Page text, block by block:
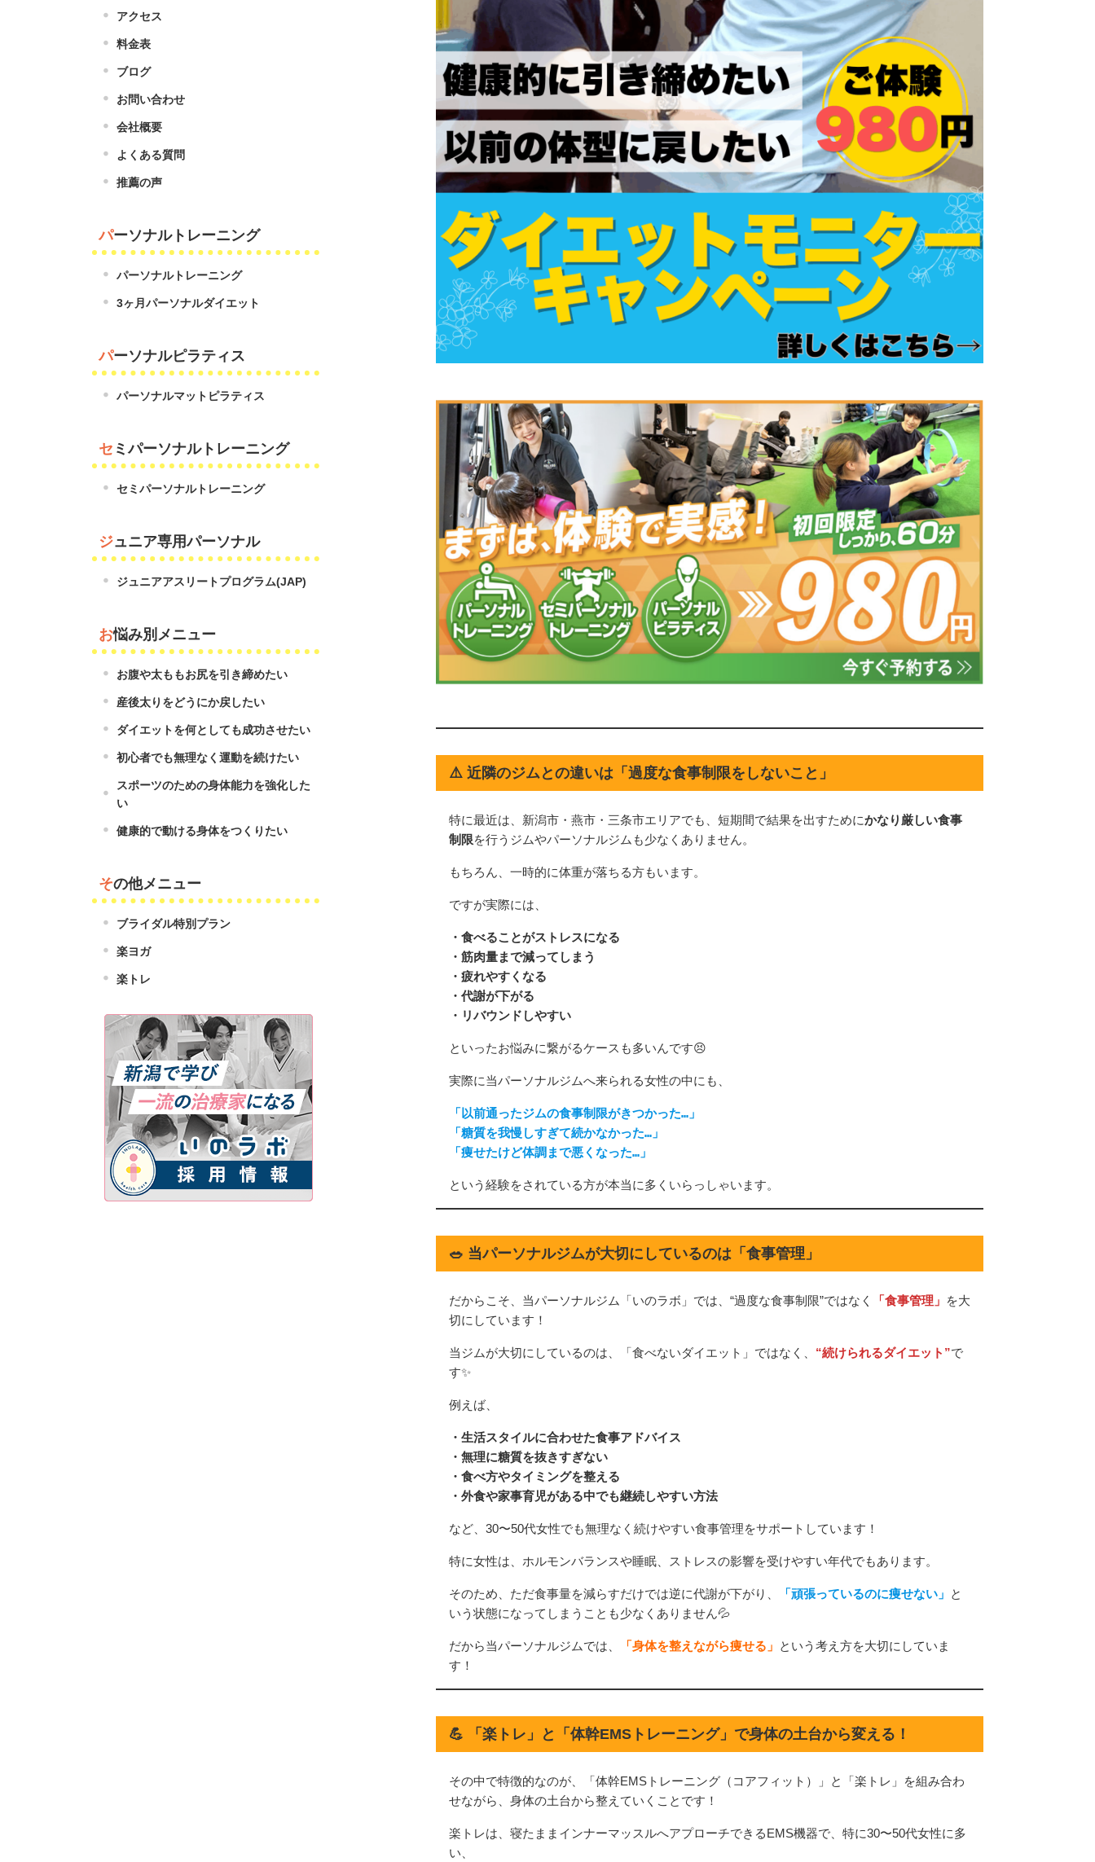
⚠️ 近隣のジムとの違いは「過度な食事制限をしないこと」
特に最近は、新潟市・燕市・三条市エリアでも、短期間で結果を出すためにかなり厳しい食事
制限を行うジムやパーソナルジムも少なくありません。
もちろん、一時的に体重が落ちる方もいます。
ですが実際には、
・食べることがストレスになる
・筋肉量まで減ってしまう
・疲れやすくなる
・代謝が下がる
・リバウンドしやすい
といったお悩みに繋がるケースも多いんです😣
実際に当パーソナルジムへ来られる女性の中にも、
「以前通ったジムの食事制限がきつかった…」
「糖質を我慢しすぎて続かなかった…」
「痩せたけど体調まで悪くなった…」
という経験をされている方が本当に多くいらっしゃいます。
🥗 当パーソナルジムが大切にしているのは「食事管理」
だからこそ、当パーソナルジム「いのラボ」では、“過度な食事制限”ではなく 「食事管理」 を大
切にしています！
当ジムが大切にしているのは、「食べないダイエット」ではなく、 “続けられるダイエット”で
す✨
例えば、
・生活スタイルに合わせた食事アドバイス
・無理に糖質を抜きすぎない
・食べ方やタイミングを整える
・外食や家事育児がある中でも継続しやすい方法
など、30〜50代女性でも無理なく続けやすい食事管理をサポートしています！
特に女性は、ホルモンバランスや睡眠、ストレスの影響を受けやすい年代でもあります。
そのため、ただ食事量を減らすだけでは逆に代謝が下がり、 「頑張っているのに痩せない」 と
いう状態になってしまうことも少なくありません💦
だから当パーソナルジムでは、 「身体を整えながら痩せる」 という考え方を大切にしていま
す！
💪 「楽トレ」と「体幹EMSトレーニング」で身体の土台から変える！
その中で特徴的なのが、「体幹EMSトレーニング（コアフィット）」と「楽トレ」を組み合わ
せながら、身体の土台から整えていくことです！
楽トレは、寝たままインナーマッスルへアプローチできるEMS機器で、特に30〜50代女性に多
い、
アクセス
料金表
ブログ
お問い合わせ
会社概要
よくある質問
推薦の声
パーソナルトレーニング
パーソナルトレーニング
3ヶ月パーソナルダイエット
パーソナルピラティス
パーソナルマットピラティス
セミパーソナルトレーニング
セミパーソナルトレーニング
ジュニア専用パーソナル
ジュニアアスリートプログラム(JAP)
お悩み別メニュー
お腹や太ももお尻を引き締めたい
産後太りをどうにか戻したい
ダイエットを何としても成功させたい
初心者でも無理なく運動を続けたい
スポーツのための身体能力を強化した
い
健康的で動ける身体をつくりたい
その他メニュー
ブライダル特別プラン
楽ヨガ
楽トレ